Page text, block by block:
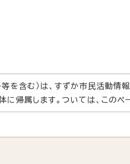
を含む）は、すずか市民活動
帰属します。ついては、このペ